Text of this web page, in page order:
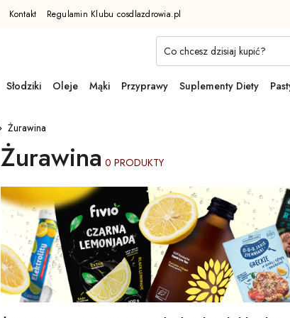
Kontakt Regulamin Klubu cosdlazdrowia.pl
Słodziki Oleje Mąki Przyprawy Suplementy Diety
Żurawina
Żurawina 0 PRODUKTY